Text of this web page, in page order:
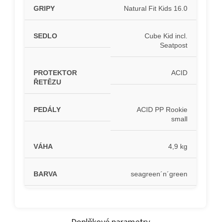
GRIPY Natural Fit Kids 16.0
SEDLO
Cube Kid incl.
Seatpost
PROTEKTOR
ŘETĚZU
ACID
PEDÁLY
ACID PP Rookie
small
VÁHA 4,9 kg
BARVA seagreen´n´green